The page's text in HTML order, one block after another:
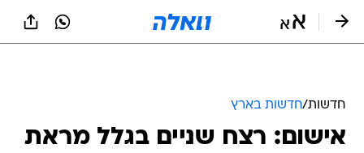
חדשות/חדשות בארץ
אישום: רצח שניים בגלל מראת